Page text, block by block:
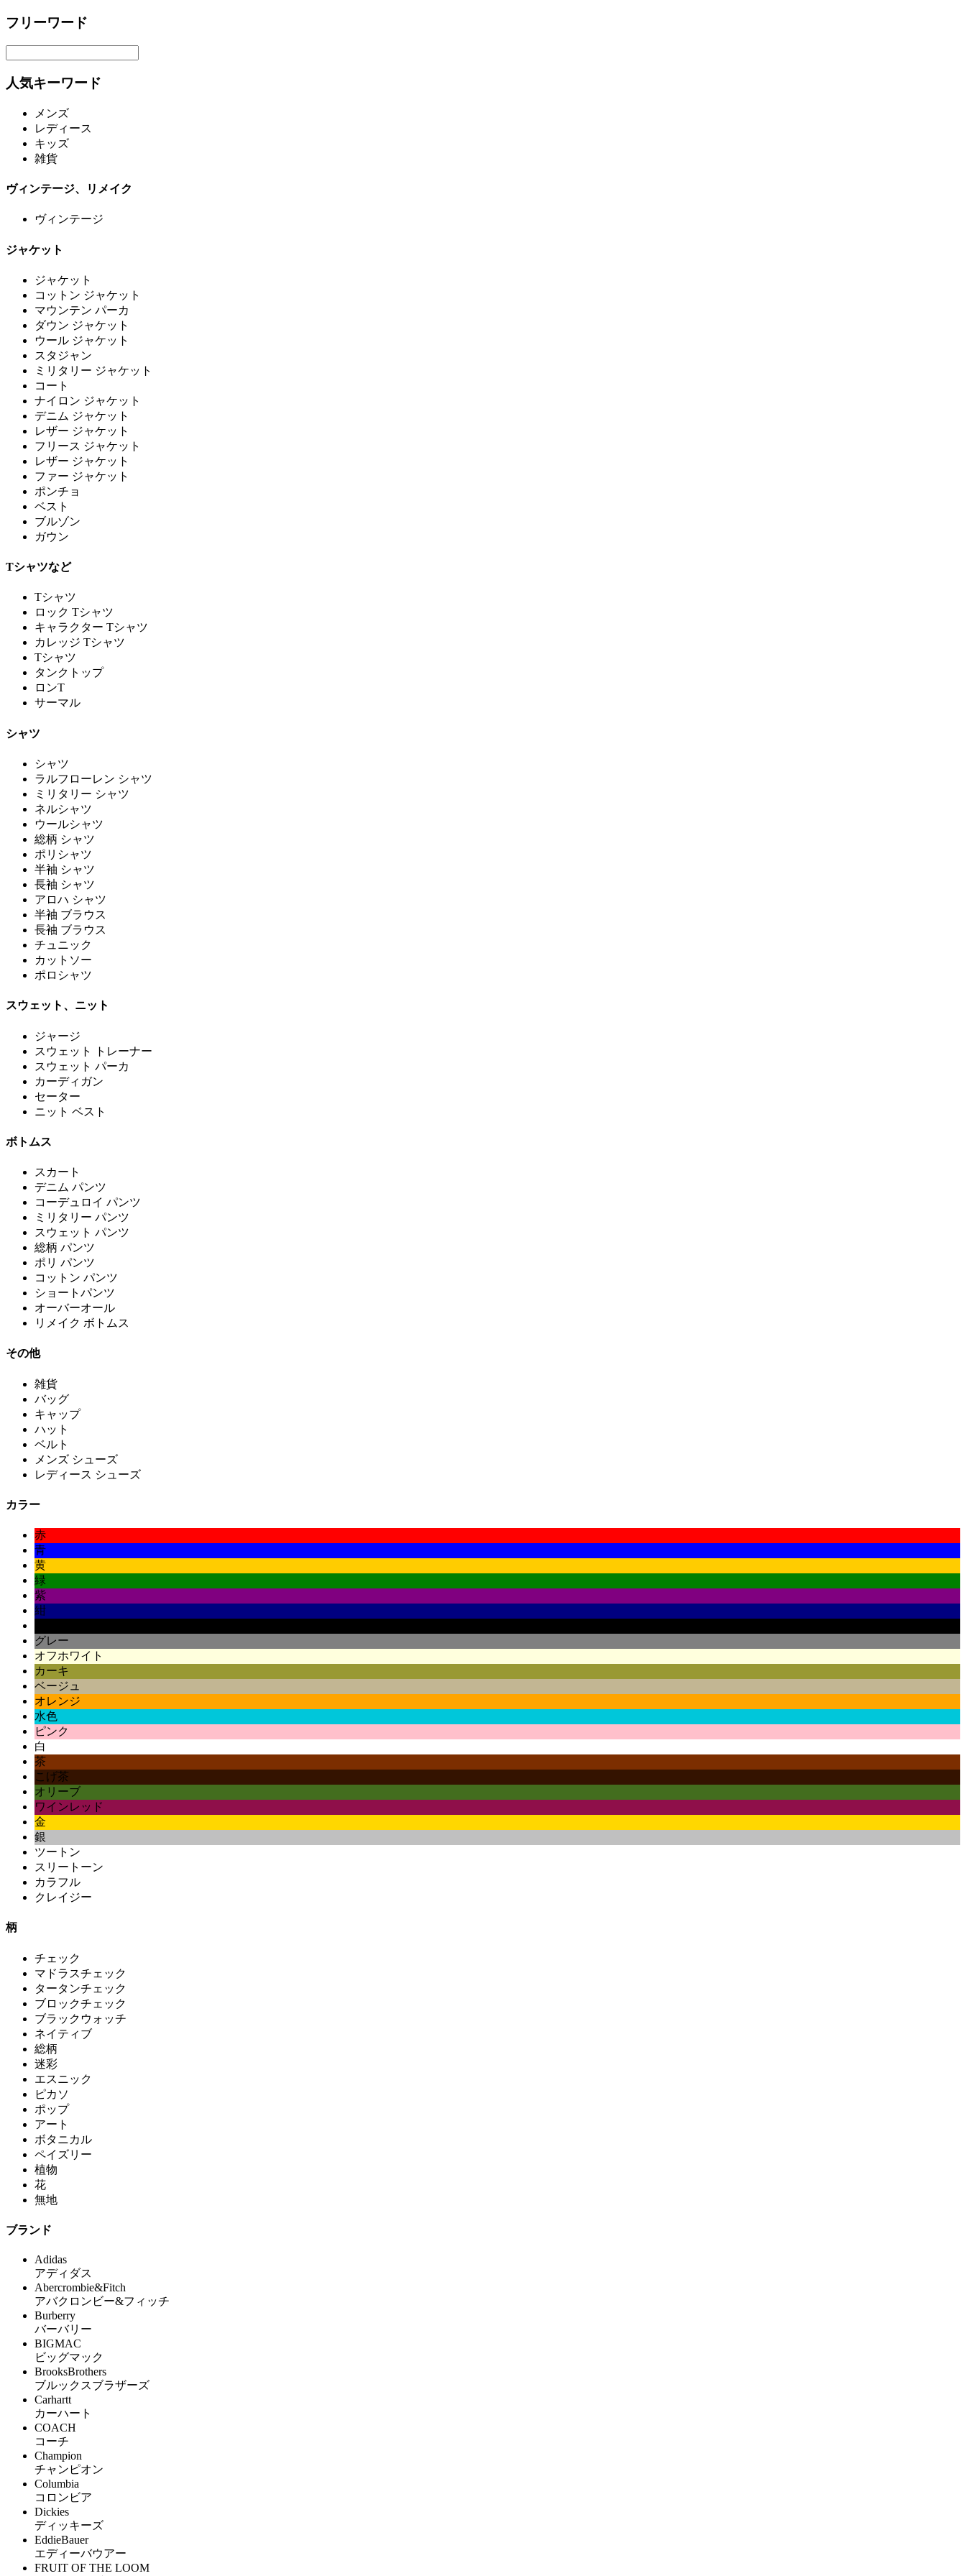
フリーワード
人気キーワード
メンズ
レディース
キッズ
雑貨
ヴィンテージ、リメイク
ヴィンテージ
ジャケット
ジャケット
コットン ジャケット
マウンテン パーカ
ダウン ジャケット
ウール ジャケット
スタジャン
ミリタリー ジャケット
コート
ナイロン ジャケット
デニム ジャケット
レザー ジャケット
フリース ジャケット
レザー ジャケット
ファー ジャケット
ポンチョ
ベスト
ブルゾン
ガウン
Tシャツなど
Tシャツ
ロック Tシャツ
キャラクター Tシャツ
カレッジ Tシャツ
Tシャツ
タンクトップ
ロンT
サーマル
シャツ
シャツ
ラルフローレン シャツ
ミリタリー シャツ
ネルシャツ
ウールシャツ
総柄 シャツ
ポリシャツ
半袖 シャツ
長袖 シャツ
アロハ シャツ
半袖 ブラウス
長袖 ブラウス
チュニック
カットソー
ポロシャツ
スウェット、ニット
ジャージ
スウェット トレーナー
スウェット パーカ
カーディガン
セーター
ニット ベスト
ボトムス
スカート
デニム パンツ
コーデュロイ パンツ
ミリタリー パンツ
スウェット パンツ
総柄 パンツ
ポリ パンツ
コットン パンツ
ショートパンツ
オーバーオール
リメイク ボトムス
その他
雑貨
バッグ
キャップ
ハット
ベルト
メンズ シューズ
レディース シューズ
カラー
赤
青
黄
緑
紫
紺
グレー
オフホワイト
カーキ
ベージュ
オレンジ
水色
ピンク
白
茶
こげ茶
オリーブ
ワインレッド
金
銀
ツートン
スリートーン
カラフル
クレイジー
柄
チェック
マドラスチェック
タータンチェック
ブロックチェック
ブラックウォッチ
ネイティブ
総柄
迷彩
エスニック
ピカソ
ポップ
アート
ボタニカル
ペイズリー
植物
花
無地
ブランド
Adidas
アディダス
Abercrombie&Fitch
アバクロンビー&フィッチ
Burberry
バーバリー
BIGMAC
ビッグマック
BrooksBrothers
ブルックスブラザーズ
Carhartt
カーハート
COACH
コーチ
Champion
チャンピオン
Columbia
コロンビア
Dickies
ディッキーズ
EddieBauer
エディーバウアー
FRUIT OF THE LOOM